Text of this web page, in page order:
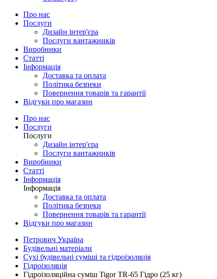
Про нас
Послуги
Дизайн інтер'єра
Послуги вантажників
Виробники
Статті
Інформація
Доставка та оплата
Політика безпеки
Повернення товарів та гарантії
Відгуки про магазин
Про нас
Послуги
Послуги
Дизайн інтер'єра
Послуги вантажників
Виробники
Статті
Інформація
Інформація
Доставка та оплата
Політика безпеки
Повернення товарів та гарантії
Відгуки про магазин
Петрович Україна
Будівельні матеріали
Сухі будівельні суміші та гідроізоляція
Гідроізоляція
Гідроізоляційна суміш Tigor TR-65 Гідро (25 кг)